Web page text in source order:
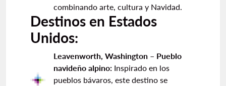
combinando arte, cultura y Navidad.
Destinos en Estados
Unidos:
Leavenworth, Washington – Pueblo
navideño alpino: Inspirado en los
pueblos bávaros, este destino se